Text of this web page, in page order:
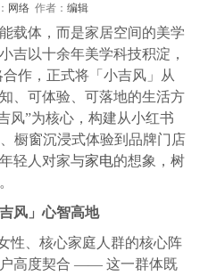
网络作者： 编辑
载体，而是家居空间的美学
吉以十余年美学科技积淀，
作，正式将「小吉风」从
、可体验、可落地的生活方
风”为核心，构建从小红书
橱窗沉浸式体验到品牌门店
轻人对家与家电的想象，树
风」心智高地
性、核心家庭人群的核心阵
高度契合 —— 这一群体既